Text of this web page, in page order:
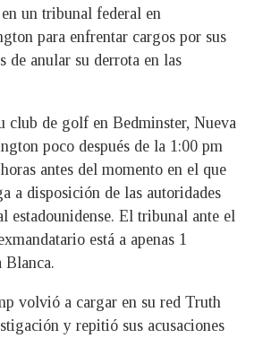
un tribunal federal en
para enfrentar cargos por sus
de anular su derrota en las
club de golf en Bedminster, Nueva
poco después de la 1:00 pm
antes del momento en el que
a disposición de las autoridades
estadounidense. El tribunal ante el
está a apenas 1
Blanca.
volvió a cargar en su red Truth
y repitió sus acusaciones